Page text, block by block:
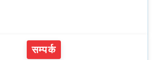
सम्पर्क